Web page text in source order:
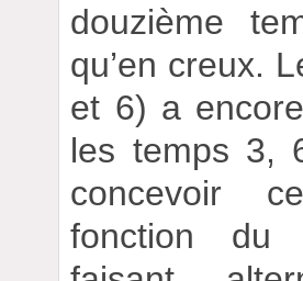
douzième
qu’en creux.
et 6) a
les temps 3,
concevoir
fonction du